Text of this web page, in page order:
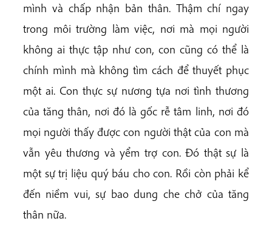
mình và chấp nhận bản thân. Thậm chí ngay
trong môi trường làm việc, nơi mà mọi người
không ai thực tập như con, con cũng có thể là
chính mình mà không tìm cách để thuyết phục
một ai. Con thực sự nương tựa nơi tình thương
của tăng thân, nơi đó là gốc rễ tâm linh, nơi đó
mọi người thấy được con người thật của con mà
vẫn yêu thương và yểm trợ con. Đó thật sự là
một sự trị liệu quý báu cho con. Rồi còn phải kể
đến niềm vui, sự bao dung che chở của tăng
thân nữa.